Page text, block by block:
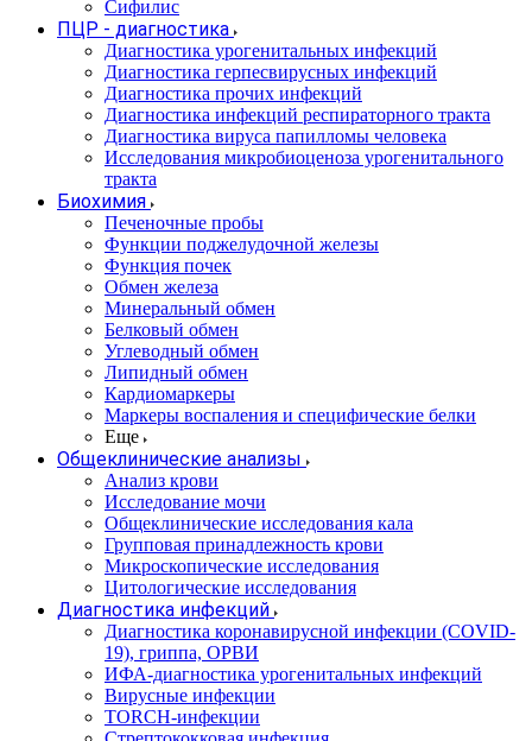
Сифилис
ПЦР - диагностика
Диагностика урогенитальных инфекций
Диагностика герпесвирусных инфекций
Диагностика прочих инфекций
Диагностика инфекций респираторного тракта
Диагностика вируса папилломы человека
Исследования микробиоценоза урогенитального
тракта
Биохимия
Печеночные пробы
Функции поджелудочной железы
Функция почек
Обмен железа
Минеральный обмен
Белковый обмен
Углеводный обмен
Липидный обмен
Кардиомаркеры
Маркеры воспаления и специфические белки
Еще
Общеклинические анализы
Анализ крови
Исследование мочи
Общеклинические исследования кала
Групповая принадлежность крови
Микроскопические исследования
Цитологические исследования
Диагностика инфекций
Диагностика коронавирусной инфекции (COVID-
19), гриппа, ОРВИ
ИФА-диагностика урогенитальных инфекций
Вирусные инфекции
TORCH-инфекции